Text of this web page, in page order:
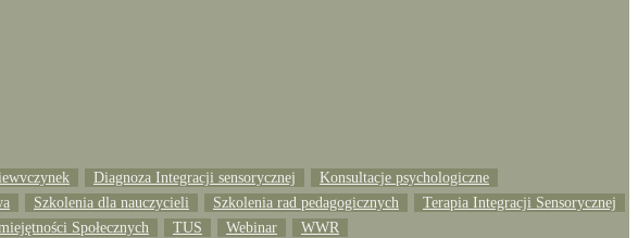
Diagnoza Integracji sensorycznej
Konsultacje psychologiczne
Szkolenia dla nauczycieli Szkolenia rad pedagogicznych
Terapia Integracji Sensorycznej
Społecznych TUS Webinar WWR